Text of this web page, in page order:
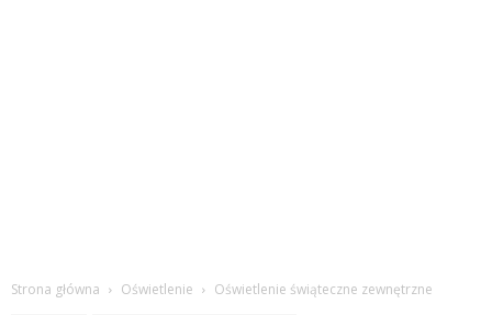
Strona główna Oświetlenie Oświetlenie świąteczne zewnętrzne